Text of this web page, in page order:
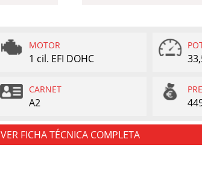
MOTOR
1 cil. EFI DOHC
CARNET
A2
VER FICHA TÉCNICA COMPLETA